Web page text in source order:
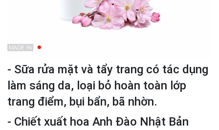
- Sữa rửa mặt và tẩy trang có tác dụng
làm sáng da, loại bỏ hoàn toàn lớp
trang điểm, bụi bẩn, bã nhờn.
- Chiết xuất hoa Anh Đào Nhật Bản